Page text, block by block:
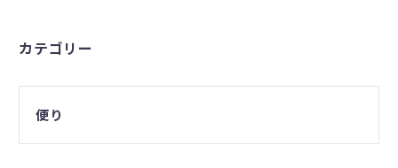
カテゴリー
便り